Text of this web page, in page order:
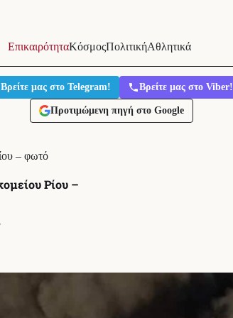
ΕπικαιρότηταΚόσμοςΠολιτικήΑθλητικά
Βρείτε μας στο Telegram! Βρείτε μας στο Viber!
Προτιμώμενη πηγή στο Google
– φωτό
Ρίου –